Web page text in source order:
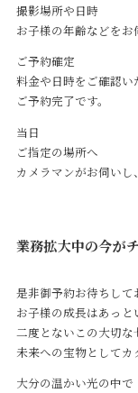
撮影場所や日時
お子様の年齢などをお
ご予約確定
料金や日時をご確認い
ご予約完了です。
当日
ご指定の場所へ
カメラマンがお伺いし
業務拡大中の今が
是非御予約お待ちして
お子様の成長はあっと
二度とないこの大切な
未来への宝物としてカ
大分の温かい光の中で